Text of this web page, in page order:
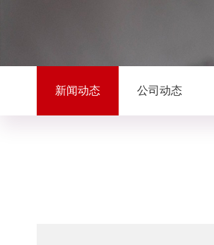
新闻动态 公司动态